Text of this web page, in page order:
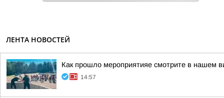
ЛЕНТА НОВОСТЕЙ
Как прошло мероприятияе смотрите в нашем
14:57